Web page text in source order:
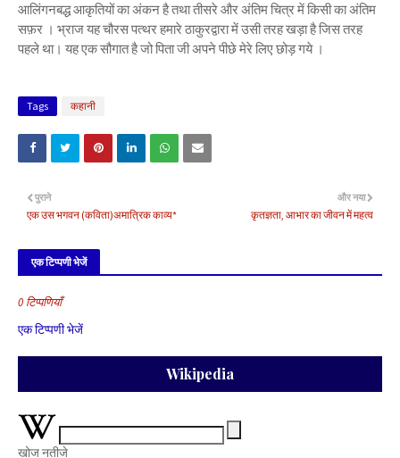
आलिंगनबद्ध आकृतियों का अंकन है तथा तीसरे और अंतिम चित्र में किसी का अंतिम
सफ़र । भ्राज यह चौरस पत्थर हमारे ठाकुरद्वारा में उसी तरह खड़ा है जिस तरह
पहले था। यह एक सौगात है जो पिता जी अपने पीछे मेरे लिए छोड़ गये ।
Tags कहानी
और नया
कृतज्ञता, आभार का जीवन में महत्व
पुराने
एक उस भगवन (कविता)अमात्रिक काव्य*
एक टिप्पणी भेजें
0 टिप्पणियाँ
एक टिप्पणी भेजें
Wikipedia
खोज नतीजे